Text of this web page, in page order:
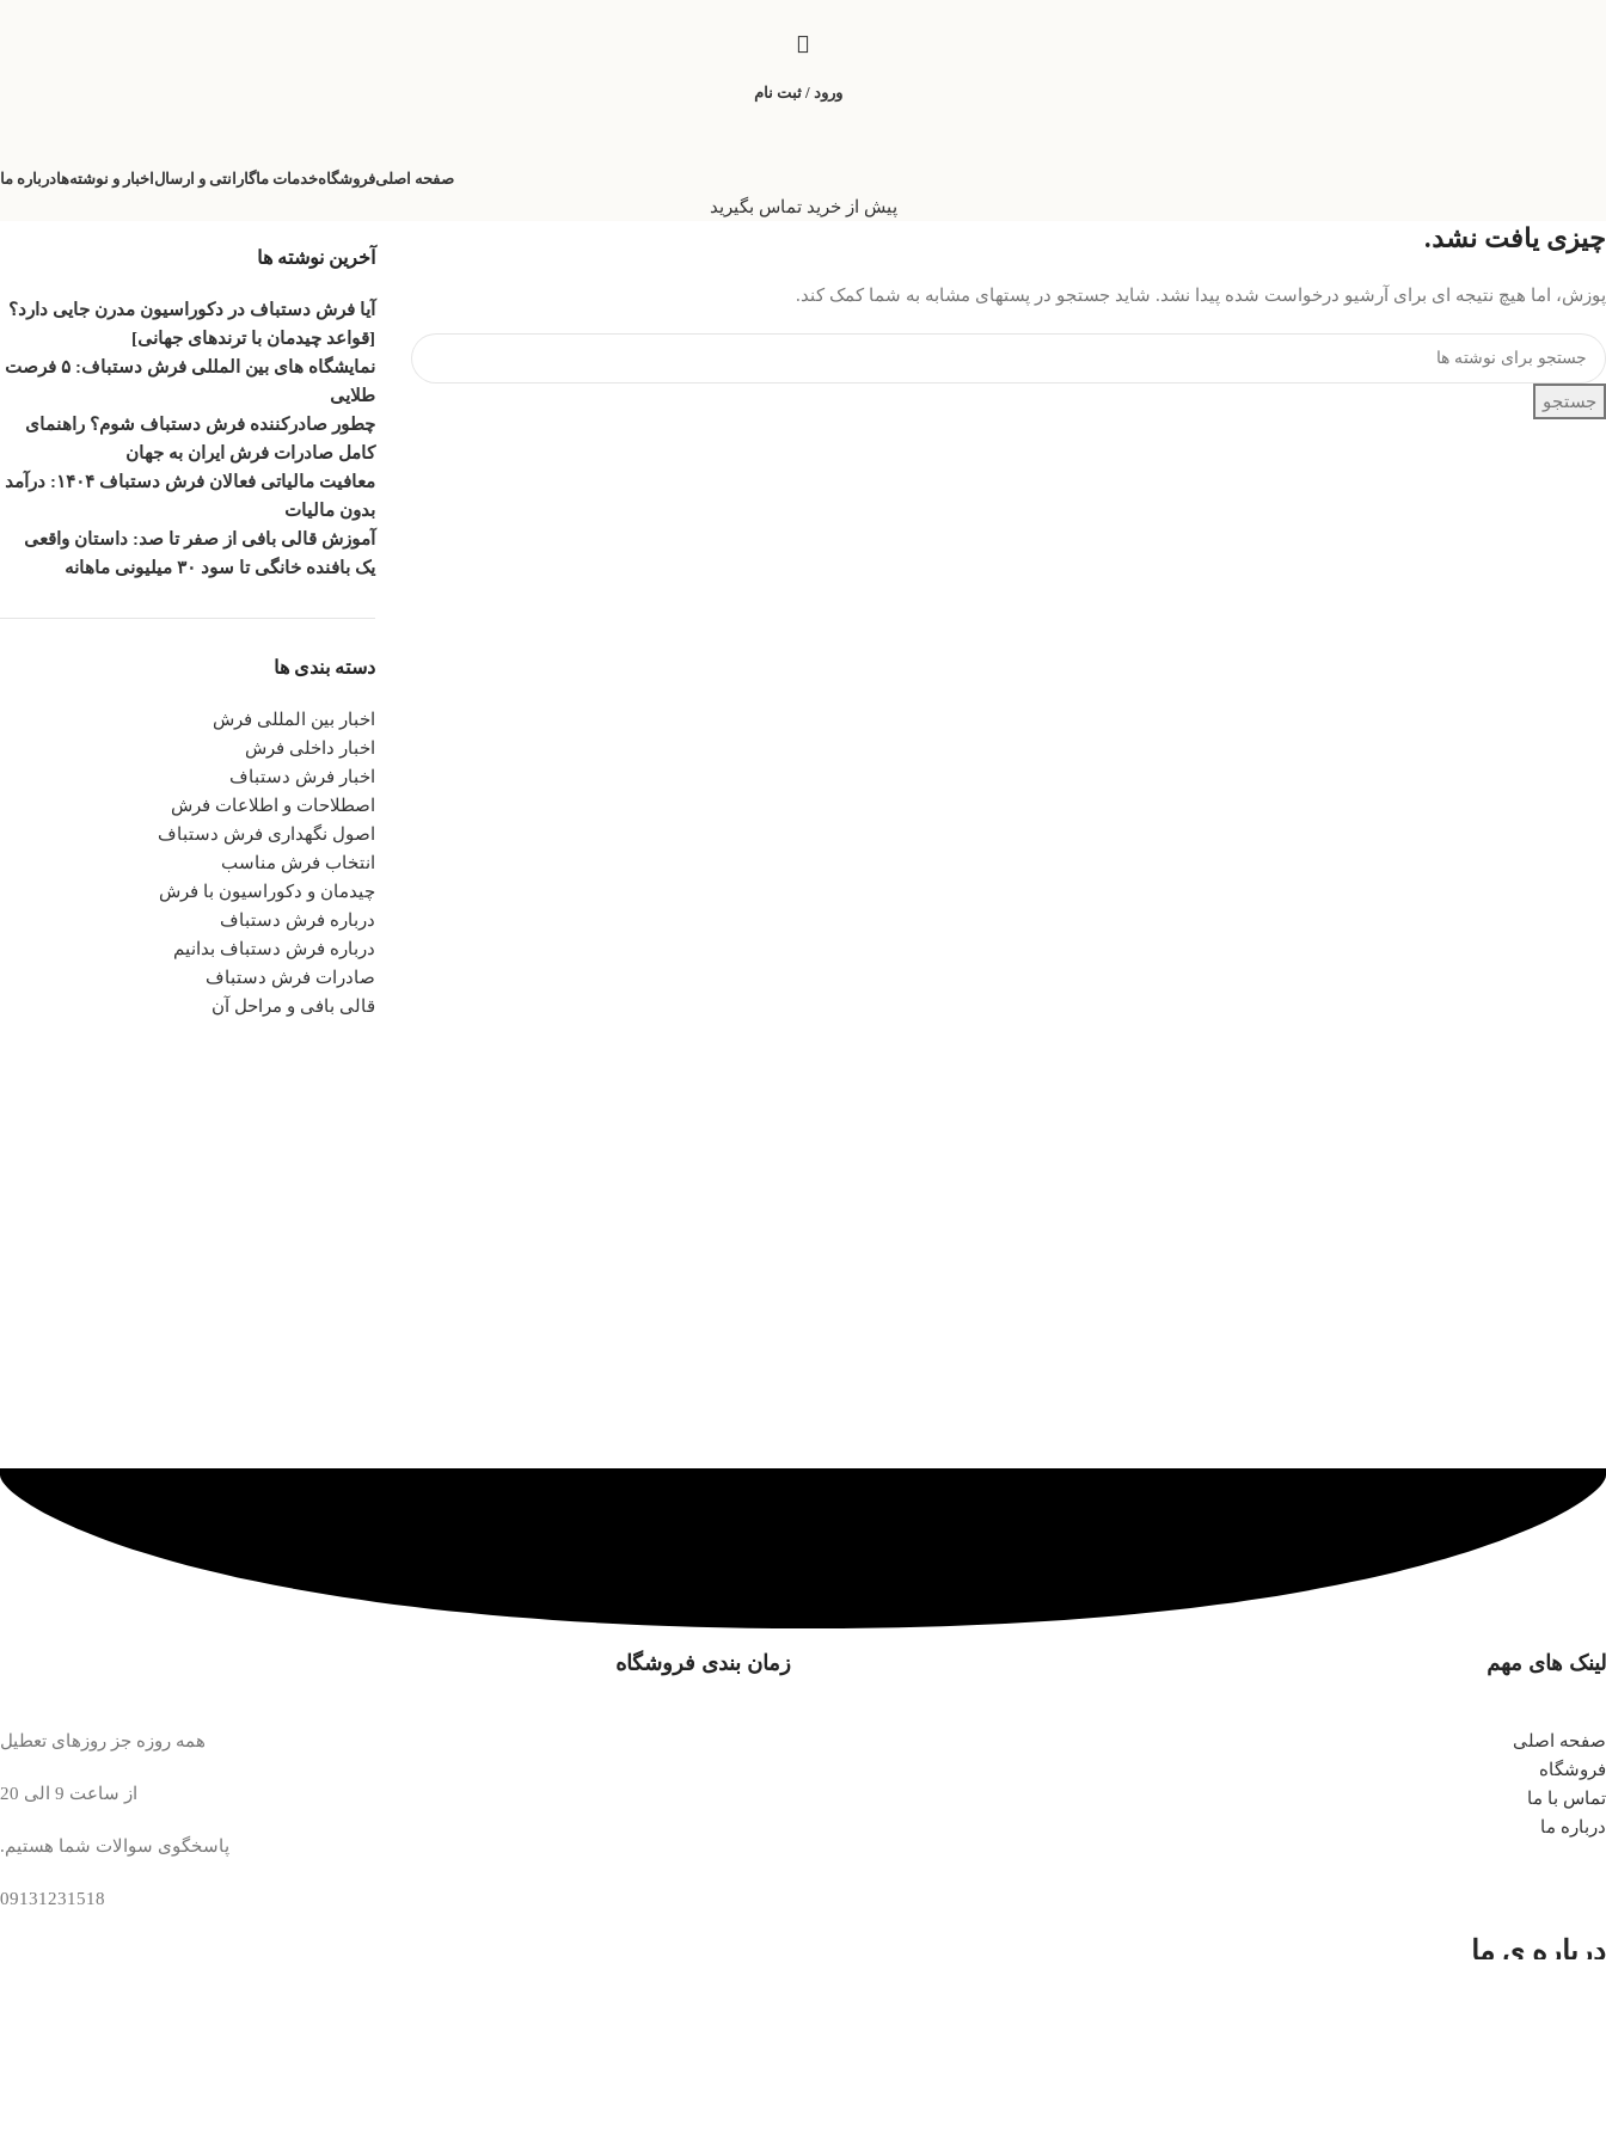
ورود / ثبت نام
صفحه اصلیفروشگاهخدمات ماگارانتی و ارسال اخبار و نوشته‌هادرباره ما
پیش از خرید تماس بگیرید
چیزی یافت نشد.
پوزش، اما هیچ نتیجه ای برای آرشیو درخواست شده پیدا نشد. شاید جستجو در پستهای مشابه به شما کمک کند.
جستجو
آخرین نوشته ها
آیا فرش دستباف در دکوراسیون مدرن جایی دارد؟
[قواعد چیدمان با ترندهای جهانی]
نمایشگاه‌ های بین‌ المللی فرش دستباف: ۵ فرصت
طلایی
چطور صادرکننده فرش دستباف شوم؟ راهنمای
کامل صادرات فرش ایران به جهان
معافیت مالیاتی فعالان فرش دستباف ۱۴۰۴: درآمد
بدون مالیات
آموزش قالی بافی از صفر تا صد: داستان واقعی
یک بافنده خانگی تا سود ۳۰ میلیونی ماهانه
دسته بندی ها
اخبار بین المللی فرش
اخبار داخلی فرش
اخبار فرش دستباف
اصطلاحات و اطلاعات فرش
اصول نگهداری فرش دستباف
انتخاب فرش مناسب
چیدمان و دکوراسیون با فرش
درباره فرش دستباف
درباره فرش دستباف بدانیم
صادرات فرش دستباف
قالی بافی و مراحل آن
لینک های مهم
صفحه اصلی
فروشگاه
تماس با ما
درباره ما
زمان بندی فروشگاه
همه روزه جز روزهای تعطیل
از ساعت 9 الی 20
پاسخگوی سوالات شما هستیم.
09131231518
درباره ی ما